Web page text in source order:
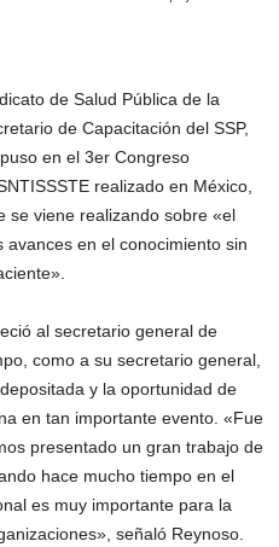
de Salud Pública de la
de Capacitación del SSP,
en el 3er Congreso
realizado en México,
se viene realizando sobre «el
en el conocimiento sin
al secretario general de
como a su secretario general,
y la oportunidad de
en tan importante evento. «Fue
presentado un gran trabajo de
hace mucho tiempo en el
es muy importante para la
señaló Reynoso.